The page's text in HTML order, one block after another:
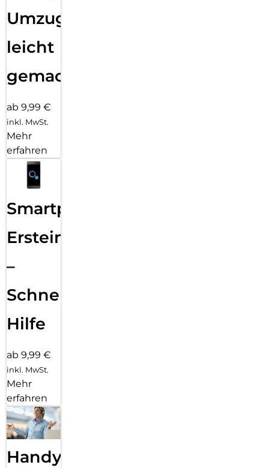
Umzug
leicht
gemacht!
ab 9,99 €
inkl. MwSt.
Mehr
erfahren
Smartphone
Ersteinrichtung
–
Schnelle
Hilfe
ab 9,99 €
inkl. MwSt.
Mehr
erfahren
Handy